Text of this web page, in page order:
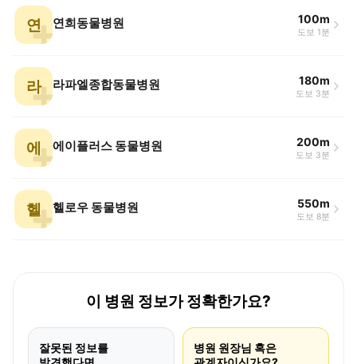
연 연희동물병원 100m
도보 1분
라 라파엘종합동물병원 180m
도보 3분
에 에이플러스 동물병원 200m
도보 3분
헬 헬로우 동물병원 550m
도보 8분
이 병원 정보가 정확한가요?
잘못된 정보를
병원 원장님 혹은